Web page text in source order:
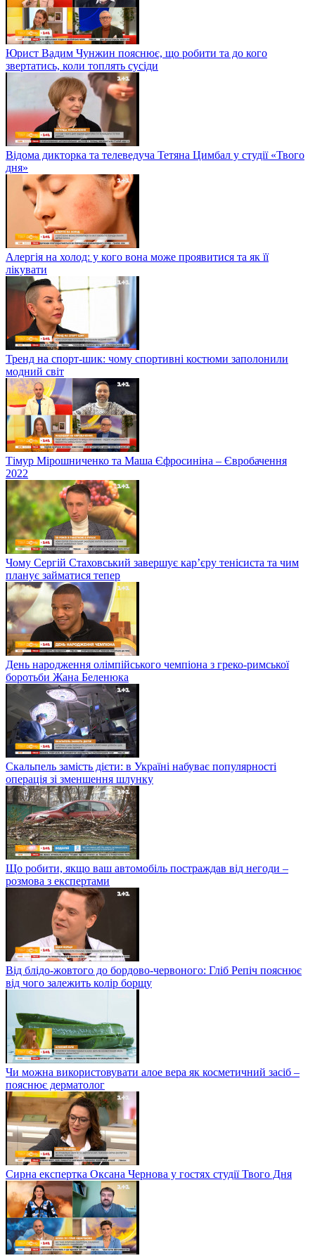
Юрист Вадим Чунжин пояснює, що робити та до кого
звертатись, коли топлять сусіди
Відома дикторка та телеведуча Тетяна Цимбал у студії «Твого
дня»
Алергія на холод: у кого вона може проявитися та як її
лікувати
Тренд на спорт-шик: чому спортивні костюми заполонили
модний світ
Тімур Мірошниченко та Маша Єфросиніна – Євробачення
2022
Чому Сергій Стаховський завершує кар’єру тенісиста та чим
планує займатися тепер
День народження олімпійського чемпіона з греко-римської
боротьби Жана Беленюка
Скальпель замість дієти: в Україні набуває популярності
операція зі зменшення шлунку
Що робити, якщо ваш автомобіль постраждав від негоди –
розмова з експертами
Від блідо-жовтого до бордово-червоного: Гліб Репіч пояснює
від чого залежить колір борщу
Чи можна використовувати алое вера як косметичний засіб –
пояснює дерматолог
Сирна експертка Оксана Чернова у гостях студії Твого Дня